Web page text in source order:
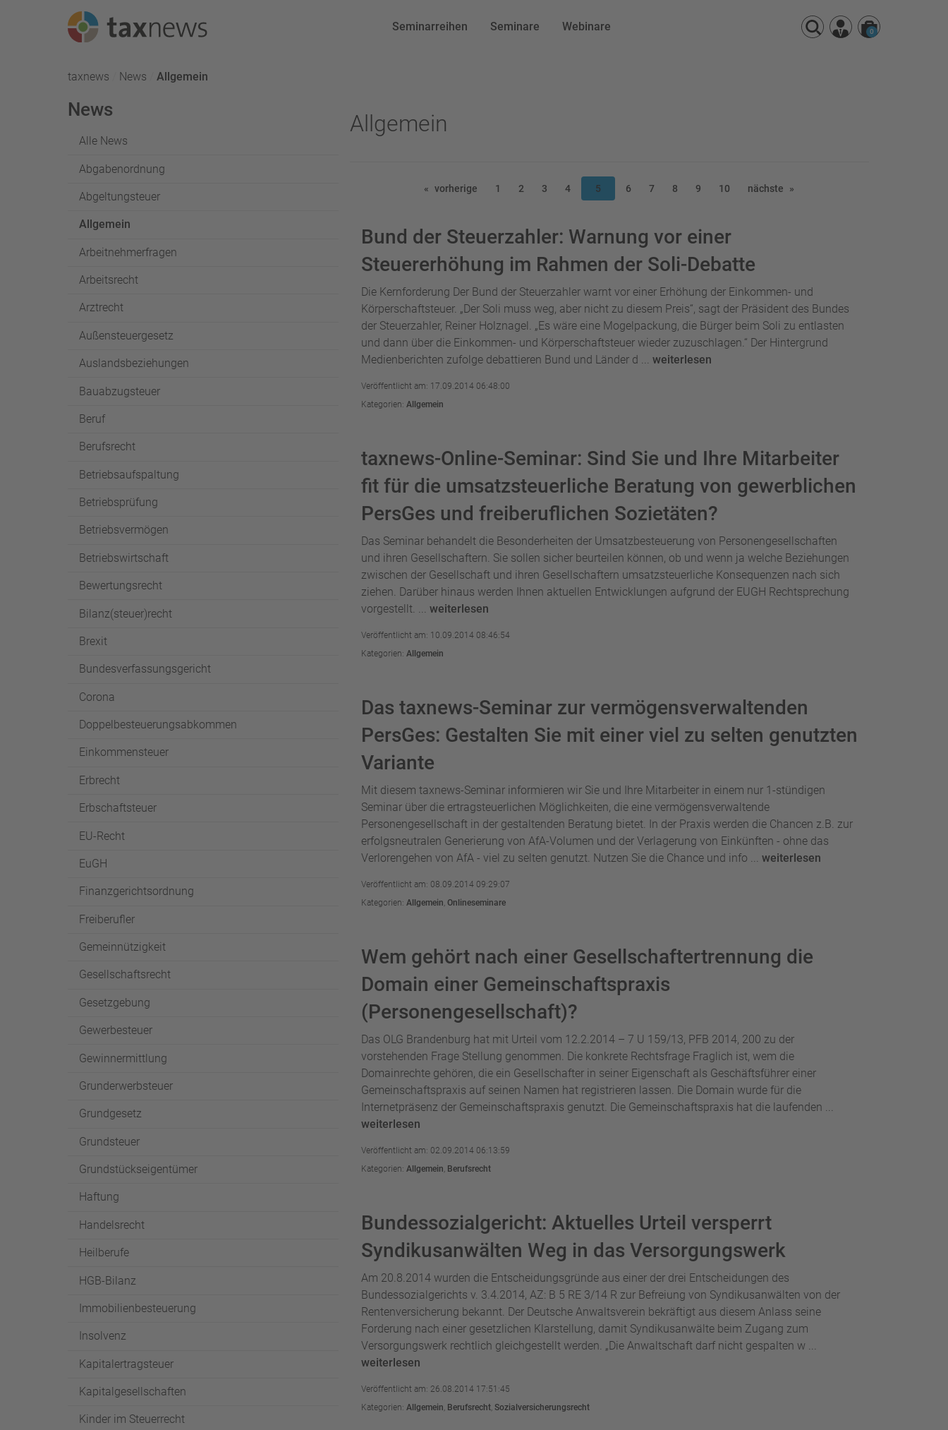
Seminarreihen Seminare Webinare 0
taxnews News Aktuell:
Allgemein
News
Alle News
Abgabenordnung
Abgeltungsteuer
Allgemein
Arbeitnehmerfragen
Arbeitsrecht
Arztrecht
Außensteuergesetz
Auslandsbeziehungen
Bauabzugsteuer
Beruf
Berufsrecht
Betriebsaufspaltung
Betriebsprüfung
Betriebsvermögen
Betriebswirtschaft
Bewertungsrecht
Bilanz(steuer)recht
Brexit
Bundesverfassungsgericht
Corona
Doppelbesteuerungsabkommen
Einkommensteuer
Erbrecht
Erbschaftsteuer
EU-Recht
EuGH
Finanzgerichtsordnung
Freiberufler
Gemeinnützigkeit
Gesellschaftsrecht
Gesetzgebung
Gewerbesteuer
Gewinnermittlung
Grunderwerbsteuer
Grundgesetz
Grundsteuer
Grundstückseigentümer
Haftung
Handelsrecht
Heilberufe
HGB-Bilanz
Immobilienbesteuerung
Insolvenz
Kapitalertragsteuer
Kapitalgesellschaften
Kinder im Steuerrecht
Allgemein
vorherige 1 2 3 4 5 6 7 8 9 10 nächste
Bund der Steuerzahler: Warnung vor einer
Steuererhöhung im Rahmen der Soli-Debatte
Die Kernforderung Der Bund der Steuerzahler warnt vor einer Erhöhung der Einkommen- und
Körperschaftsteuer. „Der Soli muss weg, aber nicht zu diesem Preis“, sagt der Präsident des Bundes
der Steuerzahler, Reiner Holznagel. „Es wäre eine Mogelpackung, die Bürger beim Soli zu entlasten
und dann über die Einkommen- und Körperschaftsteuer wieder zuzuschlagen.“ Der Hintergrund
Medienberichten zufolge debattieren Bund und Länder d ... weiterlesen
Veröffentlicht am: 17.09.2014 06:48:00
Kategorien: Allgemein
taxnews-Online-Seminar: Sind Sie und Ihre Mitarbeiter
fit für die umsatzsteuerliche Beratung von gewerblichen
PersGes und freiberuflichen Sozietäten?
Das Seminar behandelt die Besonderheiten der Umsatzbesteuerung von Personengesellschaften
und ihren Gesellschaftern. Sie sollen sicher beurteilen können, ob und wenn ja welche Beziehungen
zwischen der Gesellschaft und ihren Gesellschaftern umsatzsteuerliche Konsequenzen nach sich
ziehen. Darüber hinaus werden Ihnen aktuellen Entwicklungen aufgrund der EUGH Rechtsprechung
vorgestellt. ... weiterlesen
Veröffentlicht am: 10.09.2014 08:46:54
Kategorien: Allgemein
Das taxnews-Seminar zur vermögensverwaltenden
PersGes: Gestalten Sie mit einer viel zu selten genutzten
Variante
Mit diesem taxnews-Seminar informieren wir Sie und Ihre Mitarbeiter in einem nur 1-stündigen
Seminar über die ertragsteuerlichen Möglichkeiten, die eine vermögensverwaltende
Personengesellschaft in der gestaltenden Beratung bietet. In der Praxis werden die Chancen z.B. zur
erfolgsneutralen Generierung von AfA-Volumen und der Verlagerung von Einkünften - ohne das
Verlorengehen von AfA - viel zu selten genutzt. Nutzen Sie die Chance und info ... weiterlesen
Veröffentlicht am: 08.09.2014 09:29:07
Kategorien: Allgemein, Onlineseminare
Wem gehört nach einer Gesellschaftertrennung die
Domain einer Gemeinschaftspraxis
(Personengesellschaft)?
Das OLG Brandenburg hat mit Urteil vom 12.2.2014 – 7 U 159/13, PFB 2014, 200 zu der
vorstehenden Frage Stellung genommen. Die konkrete Rechtsfrage Fraglich ist, wem die
Domainrechte gehören, die ein Gesellschafter in seiner Eigenschaft als Geschäftsführer einer
Gemeinschaftspraxis auf seinen Namen hat registrieren lassen. Die Domain wurde für die
Internetpräsenz der Gemeinschaftspraxis genutzt. Die Gemeinschaftspraxis hat die laufenden ...
weiterlesen
Veröffentlicht am: 02.09.2014 06:13:59
Kategorien: Allgemein, Berufsrecht
Bundessozialgericht: Aktuelles Urteil versperrt
Syndikusanwälten Weg in das Versorgungswerk
Am 20.8.2014 wurden die Entscheidungsgründe aus einer der drei Entscheidungen des
Bundessozialgerichts v. 3.4.2014, AZ: B 5 RE 3/14 R zur Befreiung von Syndikusanwälten von der
Rentenversicherung bekannt. Der Deutsche Anwaltsverein bekräftigt aus diesem Anlass seine
Forderung nach einer gesetzlichen Klarstellung, damit Syndikusanwälte beim Zugang zum
Versorgungswerk rechtlich gleichgestellt werden. „Die Anwaltschaft darf nicht gespalten w ...
weiterlesen
Veröffentlicht am: 26.08.2014 17:51:45
Kategorien: Allgemein, Berufsrecht, Sozialversicherungsrecht